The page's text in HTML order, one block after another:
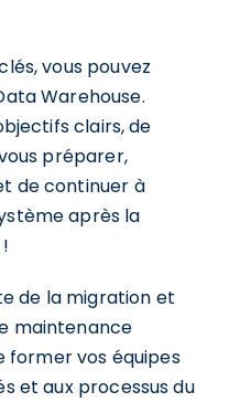
vous pouvez
Warehouse.
clairs, de
préparer,
de continuer à
après la
de la migration et
maintenance
former vos équipes
et aux processus du